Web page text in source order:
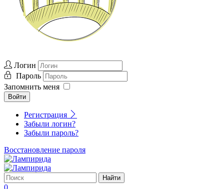
Логин
Пароль
Запомнить меня
Войти
Регистрация
Забыли логин?
Забыли пароль?
Восстановление пароля
0